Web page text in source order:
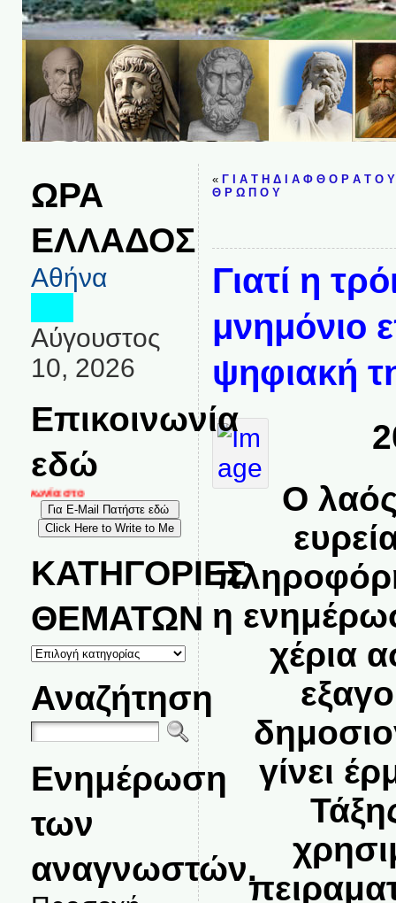
ΩΡΑ
ΕΛΛΑΔΟΣ
Αθήνα
Αύγουστος
10, 2026
Επικοινωνία
εδώ
στο
ΚΑΤΗΓΟΡΙΕΣ
ΘΕΜΑΤΩΝ
ΚΑΤΗΓΟΡΙΕΣ
ΘΕΜΑΤΩΝ
Αναζήτηση
Ενημέρωση
των
αναγνωστών.
« Γ Ι Α Τ Η Δ Ι Α Φ Θ Ο Ρ Α Τ Ο
Θ Ρ Ω Π Ο Υ
Γιατί η
μνημόνιο
ψηφιακή
Ο
η
χέρια
γίνει